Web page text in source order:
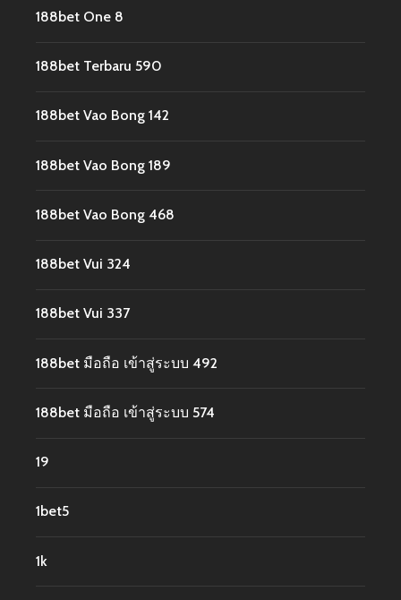
188bet One 8
188bet Terbaru 590
188bet Vao Bong 142
188bet Vao Bong 189
188bet Vao Bong 468
188bet Vui 324
188bet Vui 337
188bet มือถือ เข้าสู่ระบบ 492
188bet มือถือ เข้าสู่ระบบ 574
19
1bet5
1k